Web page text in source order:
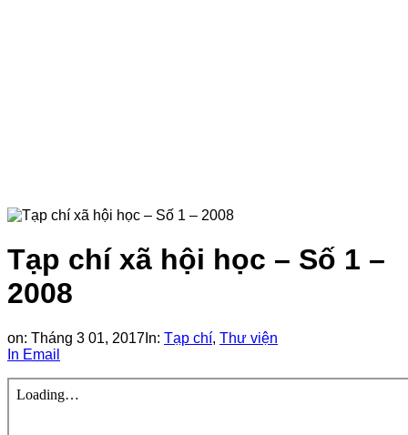
Tạp chí xã hội học – Số 1 –
2008
on: Tháng 3 01, 2017 In: Tạp chí, Thư viện
In Email